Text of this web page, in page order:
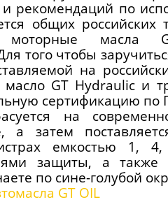
и рекомендаций по
общих российских
масла
того чтобы
на
масло GT Hydraulic и
сертификацию по
на
а затем
емкостью
защиты, а также
по сине-голубой
GT OIL